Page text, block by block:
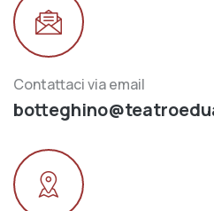
Contattaci via email